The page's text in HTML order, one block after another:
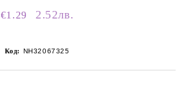
€1.29 2.52лв.
Код: NH32067325